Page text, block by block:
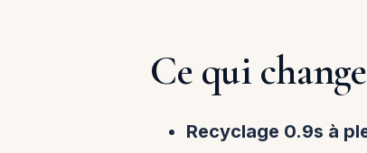
Ce qui
Recyclage 0.9s à